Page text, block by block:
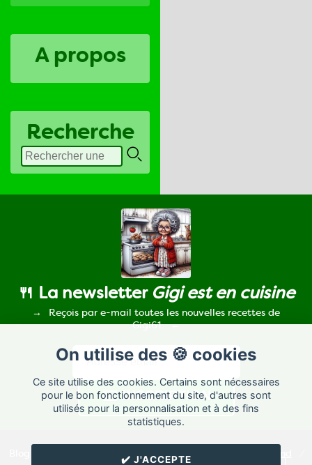
A propos
Recherche
On utilise des 🍪 cookies
Ce site utilise des cookies. Certains sont nécessaires
pour le bon fonctionnement du site, d'autres sont
utilisés pour la personnalisation et à des fins
statistiques.
✔️ J'ACCEPTE
🍴 La newsletter Gigi est en cuisine
Reçois par e-mail toutes les nouvelles recettes de
Gigi61.